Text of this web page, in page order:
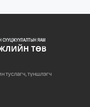
ХУУЛИЙН
туслагч, түншлэгч